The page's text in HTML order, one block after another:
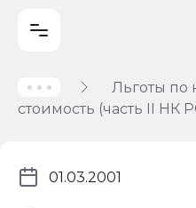
Льготы по
стоимость (часть II НК
01.03.2001
Учет и
налогообложение